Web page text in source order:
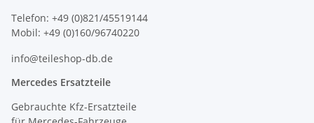
Telefon: +49 (0)821/45519144
Mobil: +49 (0)160/96740220
info@teileshop-db.de
Mercedes Ersatzteile
Gebrauchte Kfz-Ersatzteile